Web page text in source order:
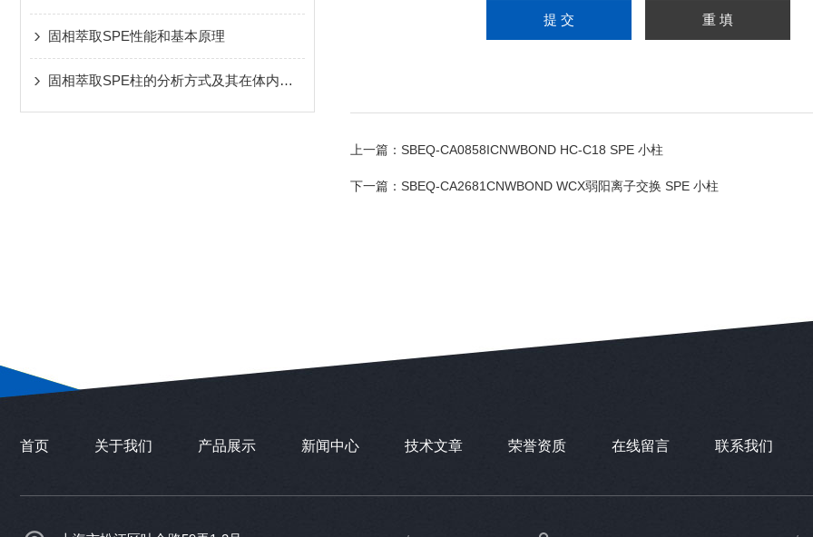
固相萃取SPE性能和基本原理
固相萃取SPE柱的分析方式及其在体内药物分析中的应用
上一篇： SBEQ-CA0858ICNWBOND HC-C18 SPE 小柱
下一篇： SBEQ-CA2681CNWBOND WCX弱阳离子交换 SPE 小柱
首页 关于我们 产品展示 新闻中心 技术文章 荣誉资质 在线留言 联系我们